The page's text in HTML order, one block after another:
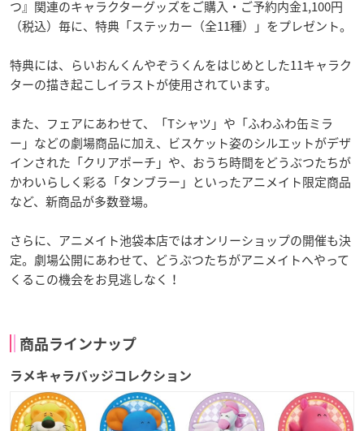
つ』関連のキャラクターグッズをご購入・ご予約内金1,100円
（税込）毎に、特典「ステッカー（全11種）」をプレゼント。
特典には、らいおんくんやぞうくんをはじめとした11キャラク
ターの描き起こしイラストが使用されています。
また、フェアにあわせて、「Tシャツ」や「ふわふわ缶ミラ
ー」などの劇場商品に加え、ビスケット姿のシルエットがデザ
インされた「クリアポーチ」や、おうち時間をどうぶつたちが
かわいらしく彩る「タンブラー」といったアニメイト限定商品
など、新商品が多数登場。
さらに、アニメイト池袋本店ではオンリーショップの開催も決
定。劇場公開にあわせて、どうぶつたちがアニメイトへやって
くるこの機会をお見逃しなく！
商品ラインナップ
ラメキャラバッジコレクション